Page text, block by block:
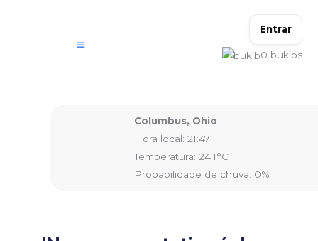
Entrar
0 bukibs
Columbus, Ohio
Hora local: 21:47
Temperatura: 24.1°C
Probabilidade de chuva: 0%